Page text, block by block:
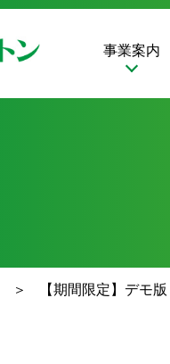
事業案内
【期間限定】デモ